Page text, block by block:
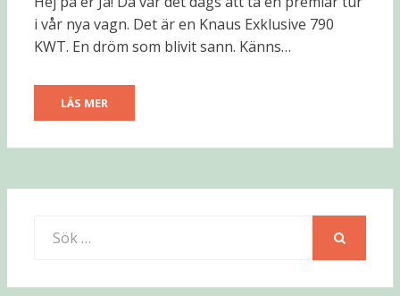
i vår nya vagn. Det är en Knaus Exklusive 790
KWT. En dröm som blivit sann. Känns…
LÄS MER
efter: